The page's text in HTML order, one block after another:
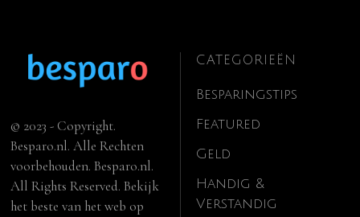
© 2023 - Copyright.
Besparo.nl. Alle Rechten
voorbehouden. Besparo.nl.
All Rights Reserved. Bekijk
het beste van het web op
CATEGORIEËN
Besparingstips
Featured
Geld
Handig &
Verstandig